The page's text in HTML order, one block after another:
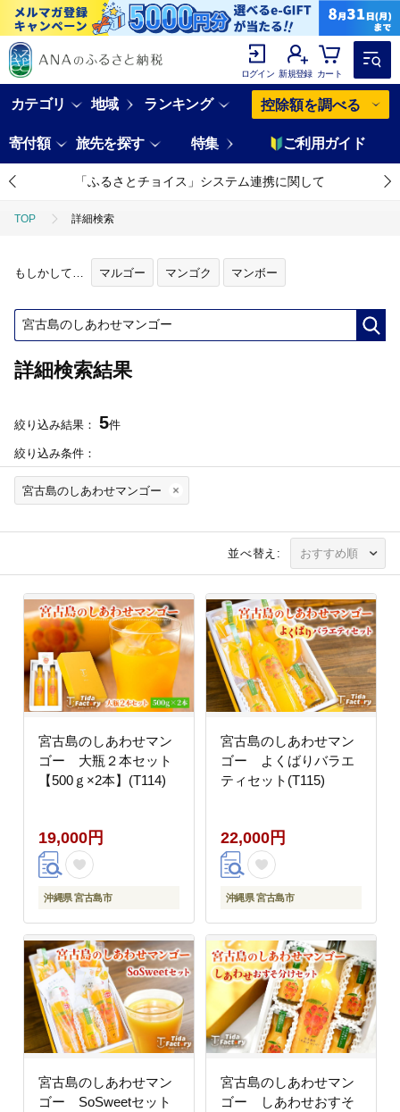
ログイン 新規登録 カート
カテゴリ 地域 ランキング 控除額を調べる
寄付額 旅先を探す 特集 ご利用ガイド
「ふるさとチョイス」システム連携に関して
TOP 詳細検索
もしかして… マルゴー マンゴク マンボー
詳細検索結果
絞り込み結果： 5件
絞り込み条件：
宮古島のしあわせマンゴー
並べ替え:
宮古島のしあわせマン
ゴー 大瓶２本セット
【500ｇ×2本】(T114)
19,000円
沖縄県 宮古島市
宮古島のしあわせマン
ゴー よくばりバラエ
ティセット(T115)
22,000円
沖縄県 宮古島市
宮古島のしあわせマン
ゴー SoSweetセット
宮古島のしあわせマン
ゴー しあわせおすそ